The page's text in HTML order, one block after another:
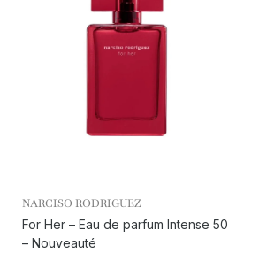
NARCISO RODRIGUEZ
For Her – Eau de parfum Intense 50
– Nouveauté